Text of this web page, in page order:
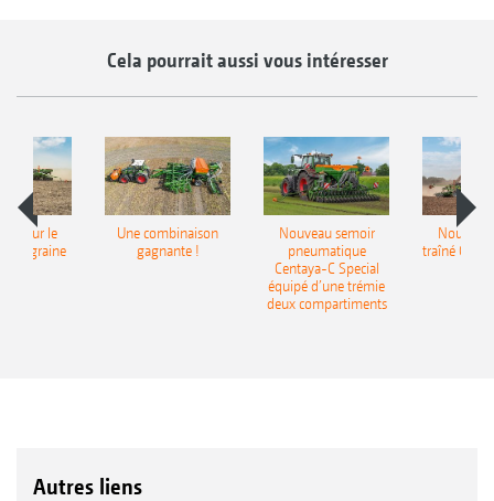
Cela pourrait aussi vous intéresser
pour le
Une combinaison
gagnante !
Nouveau semoir
pneumatique
Centaya-C Special
équipé d’une trémie
deux compartiments
traîné
Autres liens